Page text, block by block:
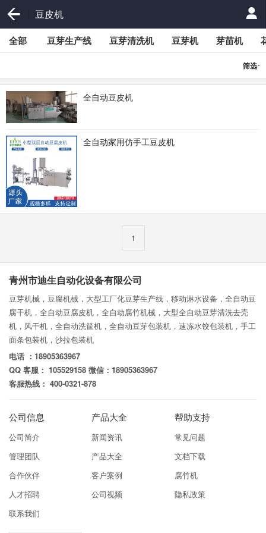
豆皮机
全部 豆芽生产线 豆芽清洗机 豆芽机 芽苗机
筛选-
全自动豆皮机
全自动家用仿手工豆皮机
1
青州市迪生自动化设备有限公司
豆芽机械，豆腐机械，大型工厂化豆芽生产线，移动淋水设备，全自动豆
腐干机，全自动豆腐皮机，全自动腐竹机械，大型全自动豆芽清洗去壳
机，风干机，全自动洗筐机，全自动豆芽包装机，速冻水饺包装机，手工
面条包装机，沙拉包装机
电话 ：18905363967
QQ 客服： 105529158 微信：18905363967
客服热线： 400-0321-878
公司信息
公司简介
管理团队
合作伙伴
人才招聘
联系我们
产品大全
新闻资讯
产品大全
客户案例
公司视频
帮助支持
常见问题
文档下载
腐竹机
隐私政策